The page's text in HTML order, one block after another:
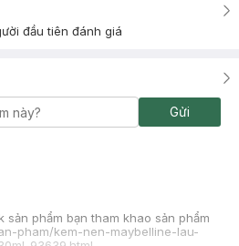
đầu tiên đánh giá
Gửi
sản phẩm bạn tham khao sản phẩm
pham/kem-nen-maybelline-lau-